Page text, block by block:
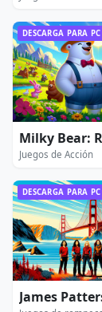
DESCARGA PARA PC
Juegos de Acción
DESCARGA PARA PC